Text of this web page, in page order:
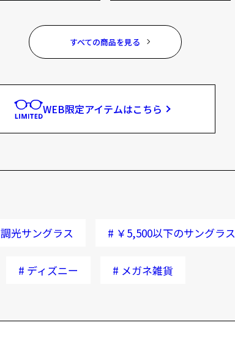
すべての商品を見る
WEB限定アイテムはこちら
調光サングラス # ￥5,500以下のサングラス
# ディズニー # メガネ雑貨